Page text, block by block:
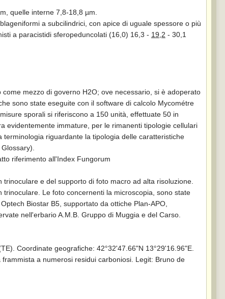
quelle interne 7,8-18,8 µm.
a subcilindrici, con apice di uguale spessore o più
a paracistidi sferopeduncolati (16,0) 16,3 - 19,2 - 30,1
mezzo di governo H2O; ove necessario, si è adoperato
sono state eseguite con il software di calcolo Mycométre
sporali si riferiscono a 150 unità, effettuate 50 in
evidentemente immature, per le rimanenti tipologie cellulari
riguardante la tipologia delle caratteristiche
riferimento all'Index Fungorum
e del supporto di foto macro ad alta risoluzione.
Le foto concernenti la microscopia, sono state
Biostar B5, supportato da ottiche Plan-APO,
nell'erbario A.M.B. Gruppo di Muggia e del Carso.
Coordinate geografiche: 42°32'47.66"N 13°29'16.96"E.
frammista a numerosi residui carboniosi. Legit: Bruno de